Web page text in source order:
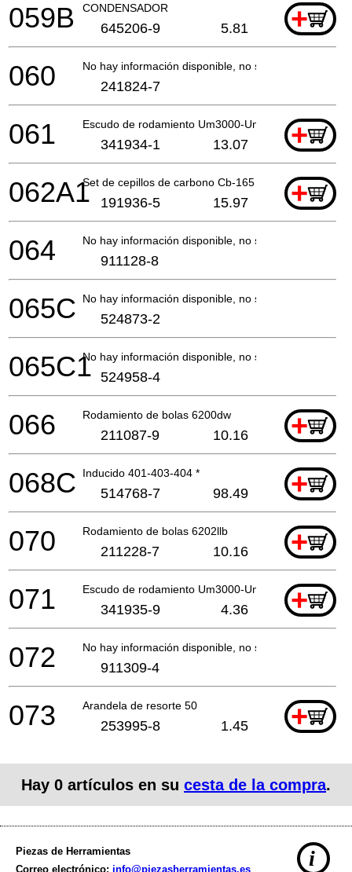
CONDENSADOR +
059B 645206-9 5.81
No hay información disponible, no se puede pedir
060 241824-7
Escudo de rodamiento Um3000-Um3010 *+
061 341934-1 13.07
Set de cepillos de carbono Cb-165 +
062A1 191936-5 15.97
No hay información disponible, no se puede pedir
064 911128-8
No hay información disponible, no se puede pedir
065C 524873-2
No hay información disponible, no se puede pedir
065C1 524958-4
Rodamiento de bolas 6200dw +
066 211087-9 10.16
Inducido 401-403-404 * +
068C 514768-7 98.49
Rodamiento de bolas 6202llb +
070 211228-7 10.16
Escudo de rodamiento Um3000-Um3010 *+
071 341935-9 4.36
No hay información disponible, no se puede pedir
072 911309-4
Arandela de resorte 50 +
073 253995-8 1.45
Hay 0 artículos en su cesta de la compra.
Piezas de Herramientas
Correo electrónico: info@piezasherramientas.es i